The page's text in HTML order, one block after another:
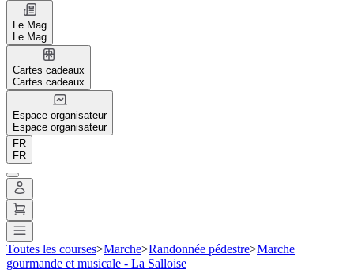
Le Mag
Le Mag
Cartes cadeaux
Cartes cadeaux
Espace organisateur
Espace organisateur
FR
FR
Toutes les courses>Marche>Randonnée pédestre>Marche
gourmande et musicale - La Salloise